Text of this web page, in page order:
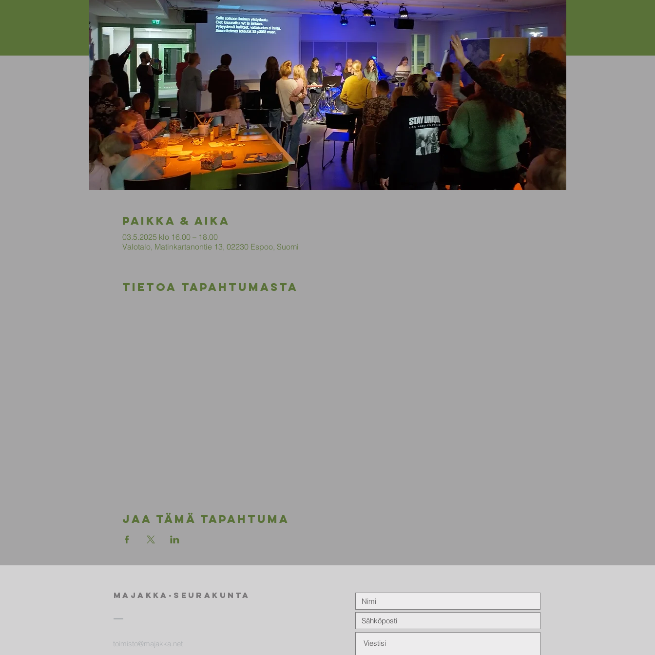
Paikka & aika
03.5.2025 klo 16.00 – 18.00
Valotalo, Matinkartanontie 13, 02230 Espoo, Suomi
Tietoa tapahtumasta
Jaa tämä tapahtuma
Majakka-seurakunta
toimisto@majakka.net